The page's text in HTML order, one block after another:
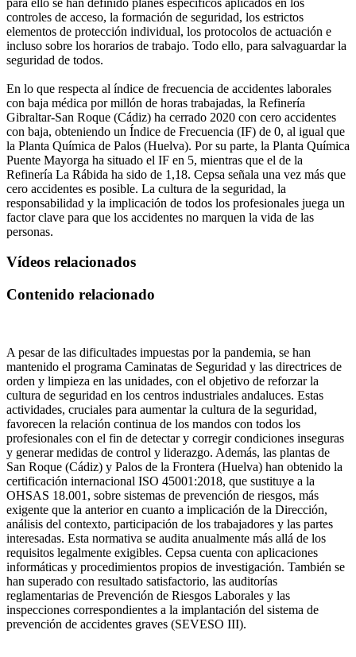
controles de acceso, la formación de seguridad, los estrictos
elementos de protección individual, los protocolos de actuación e
incluso sobre los horarios de trabajo. Todo ello, para salvaguardar la
seguridad de todos.
En lo que respecta al índice de frecuencia de accidentes laborales
con baja médica por millón de horas trabajadas, la Refinería
Gibraltar-San Roque (Cádiz) ha cerrado 2020 con cero accidentes
con baja, obteniendo un Índice de Frecuencia (IF) de 0, al igual que
la Planta Química de Palos (Huelva). Por su parte, la Planta Química
Puente Mayorga ha situado el IF en 5, mientras que el de la
Refinería La Rábida ha sido de 1,18. Cepsa señala una vez más que
cero accidentes es posible. La cultura de la seguridad, la
responsabilidad y la implicación de todos los profesionales juega un
factor clave para que los accidentes no marquen la vida de las
personas.
Vídeos relacionados
Contenido relacionado
A pesar de las dificultades impuestas por la pandemia, se han
mantenido el programa Caminatas de Seguridad y las directrices de
orden y limpieza en las unidades, con el objetivo de reforzar la
cultura de seguridad en los centros industriales andaluces. Estas
actividades, cruciales para aumentar la cultura de la seguridad,
favorecen la relación continua de los mandos con todos los
profesionales con el fin de detectar y corregir condiciones inseguras
y generar medidas de control y liderazgo. Además, las plantas de
San Roque (Cádiz) y Palos de la Frontera (Huelva) han obtenido la
certificación internacional ISO 45001:2018, que sustituye a la
OHSAS 18.001, sobre sistemas de prevención de riesgos, más
exigente que la anterior en cuanto a implicación de la Dirección,
análisis del contexto, participación de los trabajadores y las partes
interesadas. Esta normativa se audita anualmente más allá de los
requisitos legalmente exigibles. Cepsa cuenta con aplicaciones
informáticas y procedimientos propios de investigación. También se
han superado con resultado satisfactorio, las auditorías
reglamentarias de Prevención de Riesgos Laborales y las
inspecciones correspondientes a la implantación del sistema de
prevención de accidentes graves (SEVESO III).